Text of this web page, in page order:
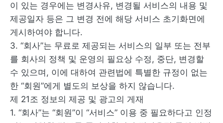
이 있는 경우에는 변경사유, 변경될 서비스의 내용 및
제공일자 등은 그 변경 전에 해당 서비스 초기화면에
게시하여야 합니다.
3. “회사”는 무료로 제공되는 서비스의 일부 또는 전부
를 회사의 정책 및 운영의 필요상 수정, 중단, 변경할
수 있으며, 이에 대하여 관련법에 특별한 규정이 없는
한 “회원”에게 별도의 보상을 하지 않습니다.
제 21조 정보의 제공 및 광고의 게재
1. “회사”는 “회원”이 “서비스” 이용 중 필요하다고 인정